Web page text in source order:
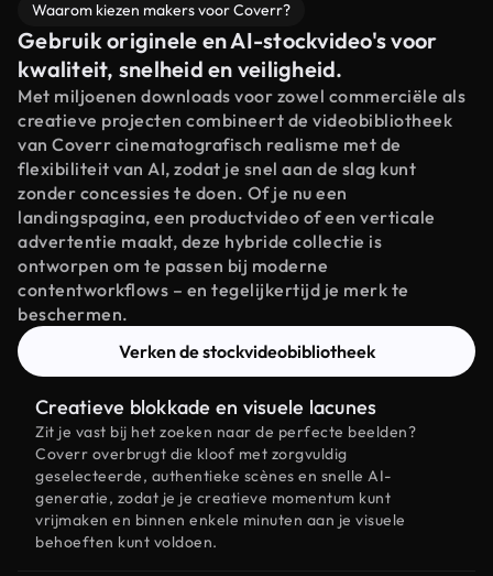
Waarom kiezen makers voor Coverr?
Gebruik originele en AI-stockvideo's voor
kwaliteit, snelheid en veiligheid.
Met miljoenen downloads voor zowel commerciële als
creatieve projecten combineert de videobibliotheek
van Coverr cinematografisch realisme met de
flexibiliteit van AI, zodat je snel aan de slag kunt
zonder concessies te doen. Of je nu een
landingspagina, een productvideo of een verticale
advertentie maakt, deze hybride collectie is
ontworpen om te passen bij moderne
contentworkflows – en tegelijkertijd je merk te
beschermen.
Verken de stockvideobibliotheek
Creatieve blokkade en visuele lacunes
Zit je vast bij het zoeken naar de perfecte beelden?
Coverr overbrugt die kloof met zorgvuldig
geselecteerde, authentieke scènes en snelle AI-
generatie, zodat je je creatieve momentum kunt
vrijmaken en binnen enkele minuten aan je visuele
behoeften kunt voldoen.